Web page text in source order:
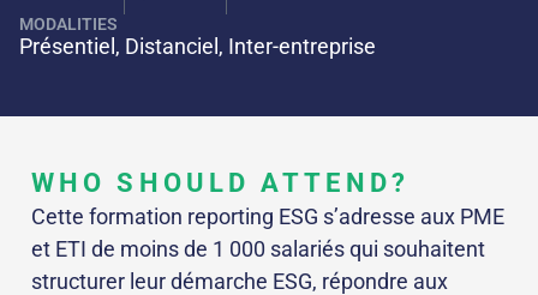
MODALITIES
Présentiel, Distanciel, Inter-entreprise
WHO SHOULD ATTEND?
Cette formation reporting ESG s’adresse aux PME
et ETI de moins de 1 000 salariés qui souhaitent
structurer leur démarche ESG, répondre aux